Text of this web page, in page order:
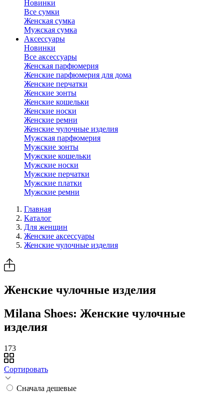
Новинки
Все сумки
Женская сумка
Мужская сумка
Аксессуары
Новинки
Все аксессуары
Женская парфюмерия
Женские парфюмерия для дома
Женские перчатки
Женские зонты
Женские кошельки
Женские носки
Женские ремни
Женские чулочные изделия
Мужская парфюмерия
Мужские зонты
Мужские кошельки
Мужские носки
Мужские перчатки
Мужские платки
Мужские ремни
Главная
Каталог
Для женщин
Женские аксессуары
Женские чулочные изделия
Женские чулочные изделия
Milana Shoes: Женские чулочные
изделия
173
Сортировать
Сначала дешевые